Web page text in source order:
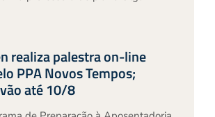
realiza palestra on-line
PPA Novos Tempos;
até 10/8